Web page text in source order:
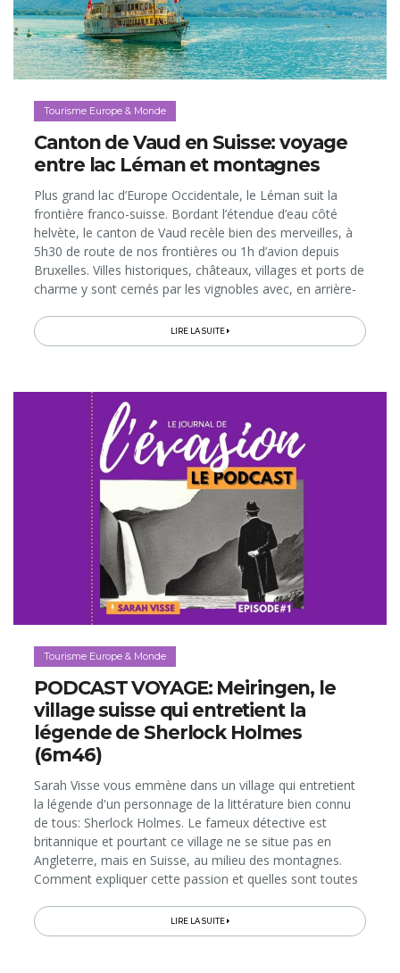
Tourisme Europe & Monde
Canton de Vaud en Suisse: voyage
entre lac Léman et montagnes
Plus grand lac d’Europe Occidentale, le Léman suit la
frontière franco-suisse. Bordant l’étendue d’eau côté
helvète, le canton de Vaud recèle bien des merveilles, à
5h30 de route de nos frontières ou 1h d’avion depuis
Bruxelles. Villes historiques, châteaux, villages et ports de
charme y sont cernés par les vignobles avec, en arrière-
LIRE LA SUITE
Tourisme Europe & Monde
PODCAST VOYAGE: Meiringen, le
village suisse qui entretient la
légende de Sherlock Holmes
(6m46)
Sarah Visse vous emmène dans un village qui entretient
la légende d'un personnage de la littérature bien connu
de tous: Sherlock Holmes. Le fameux détective est
britannique et pourtant ce village ne se situe pas en
Angleterre, mais en Suisse, au milieu des montagnes.
Comment expliquer cette passion et quelles sont toutes
LIRE LA SUITE